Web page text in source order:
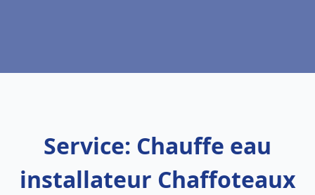
Service: Chauffe eau
installateur Chaffoteaux